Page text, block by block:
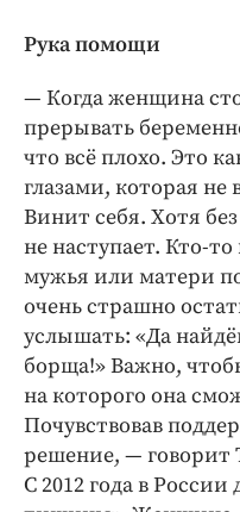
Рука помощи
— Когда женщина
прерывать
что всё плохо. Это
глазами, которая не
Винит себя. Хотя
не наступает. Кто-­
мужья или матери
очень страшно
услышать: «Да
борща!» Важно,
на которого она
Почувствовав
решение, — ​говорит
С 2012 года в России